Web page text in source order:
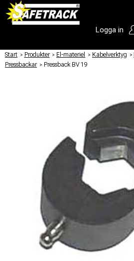
Logga in
Start / Produkter / El-materiel / Kabelverktyg /
Pressbackar / Pressback BV 19